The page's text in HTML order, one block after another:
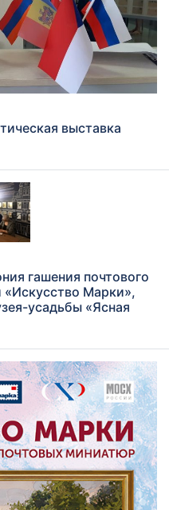
выставка
гашения почтового
«Искусство Марки»,
усадьбы «Ясная